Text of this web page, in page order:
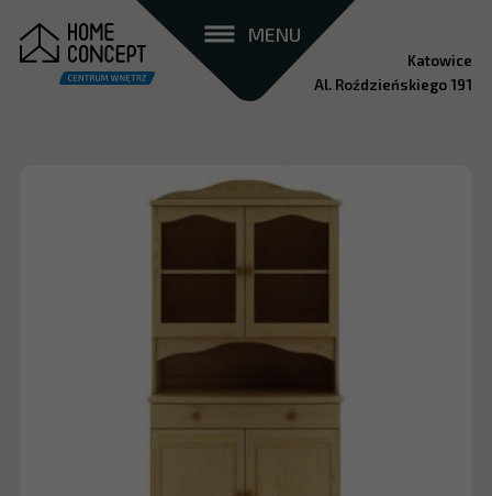
MENU
Katowice
Al. Roździeńskiego 191